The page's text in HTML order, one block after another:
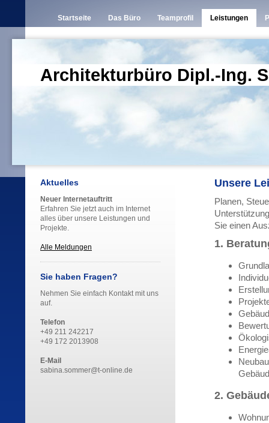
Startseite Das Büro Teamprofil Leistungen
Architekturbüro Dipl.-Ing.
Aktuelles
Neuer Internetauftritt
Erfahren Sie jetzt auch im Internet
alles über unsere Leistungen und
Projekte.
Alle Meldungen
Sie haben Fragen?
Nehmen Sie einfach Kontakt mit uns
auf.
Telefon
+49 211 242217
+49 172 2013908
E-Mail
sabina.sommer@t-online.de
Unsere
Planen,
Sie einen
1.
2.